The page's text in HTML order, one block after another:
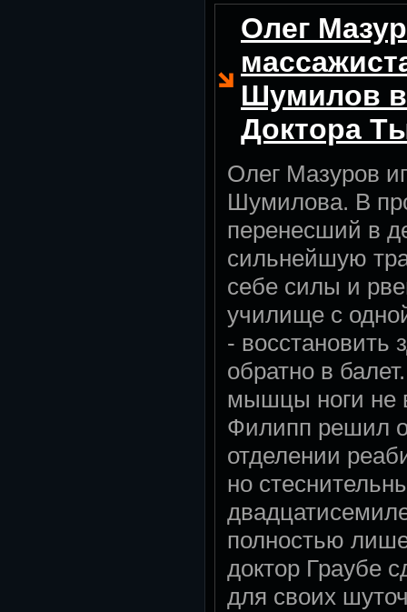
Олег
Шумилов
Доктора
Олег Мазуров
Шумилова. В
перенесший в
сильнейшую
себе силы и
училище с
- восстановить
обратно в
мышцы ноги не
Филипп решил
отделении
но
полностью
доктор Граубе
для своих